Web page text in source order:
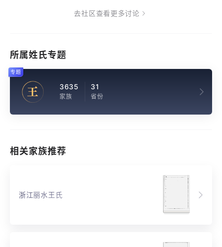
去社区查看更多讨论
所属姓氏专题
王 3635
家族
31
省份
专题
相关家族推荐
浙江丽水王氏